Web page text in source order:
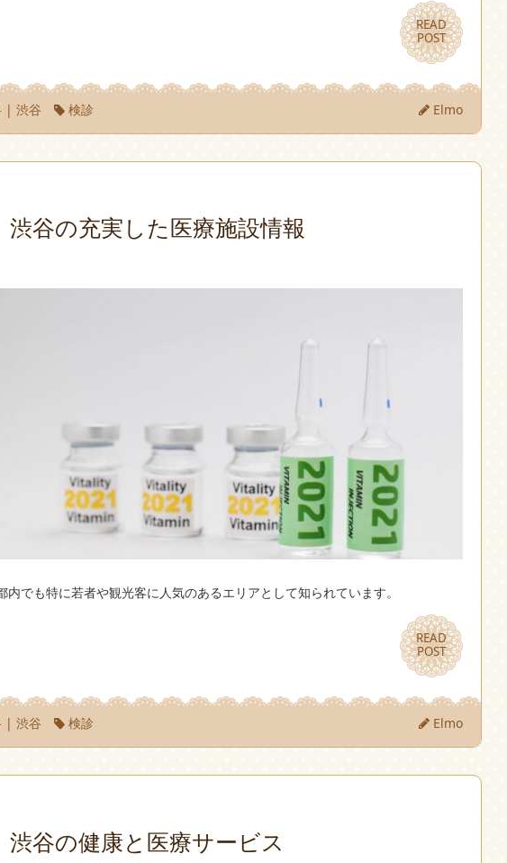
READ
POST
READ
POST
|渋谷 検診 Elmo
渋谷の充実した医療施設情報
内でも特に若者や観光客に人気のあるエリアとして知られています。
READ
POST
READ
POST
|渋谷 検診 Elmo
渋谷の健康と医療サービス